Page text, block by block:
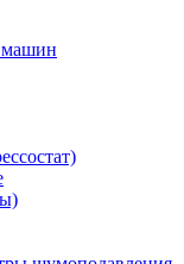
машин